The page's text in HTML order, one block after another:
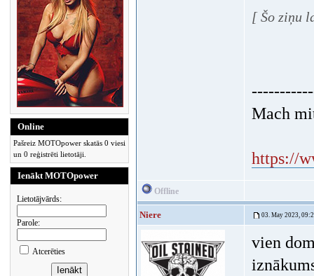
Online
Pašreiz MOTOpower skatās 0 viesi
un 0 reģistrēti lietotāji.
Ienākt MOTOpower
Lietotājvārds:
Parole:
Atcerēties
[ Šo ziņu
Mach
https://
Offline
Niere 03. May 2023,
vien